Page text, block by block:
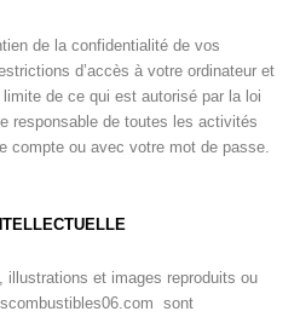
de la confidentialité de vos
d’accès à votre ordinateur et
de ce qui est autorisé par la loi
responsable de toutes les activités
compte ou avec votre mot de passe.
et images reproduits ou
sont